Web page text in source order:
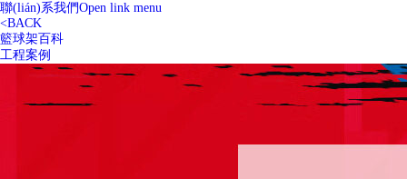
聯(lián)系我們Open link menu
<BACK
籃球架百科
工程案例